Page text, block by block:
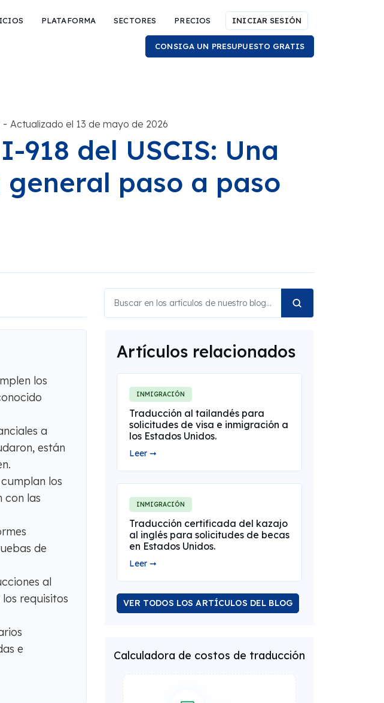
PLATAFORMA SECTORES PRECIOS INICIAR SESIÓN
CONSIGA UN PRESUPUESTO GRATIS
- Actualizado el 13 de mayo de 2026
918 del USCIS: Una
paso a paso
los
a
están
los
con las
de
al
requisitos
e
Artículos relacionados
INMIGRACIÓN
Traducción al tailandés para
solicitudes de visa e inmigración a
los Estados Unidos.
Leer ➞
INMIGRACIÓN
Traducción certificada del kazajo
al inglés para solicitudes de becas
en Estados Unidos.
Leer ➞
VER TODOS LOS ARTÍCULOS DEL BLOG
Calculadora de costos de traducción